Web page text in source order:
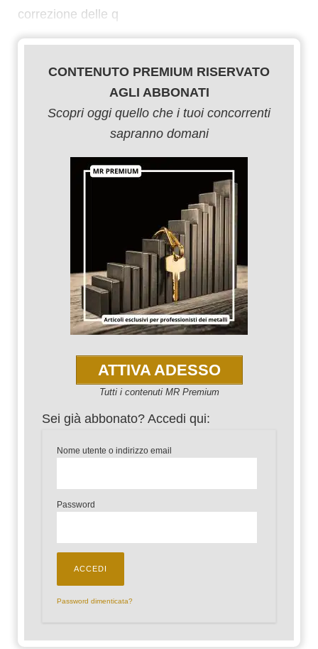
correzione delle q
CONTENUTO PREMIUM RISERVATO
AGLI ABBONATI
Scopri oggi quello che i tuoi concorrenti
sapranno domani
ATTIVA ADESSO
Tutti i contenuti MR Premium
Sei già abbonato? Accedi qui:
Nome utente o indirizzo email
Password
Password dimenticata?